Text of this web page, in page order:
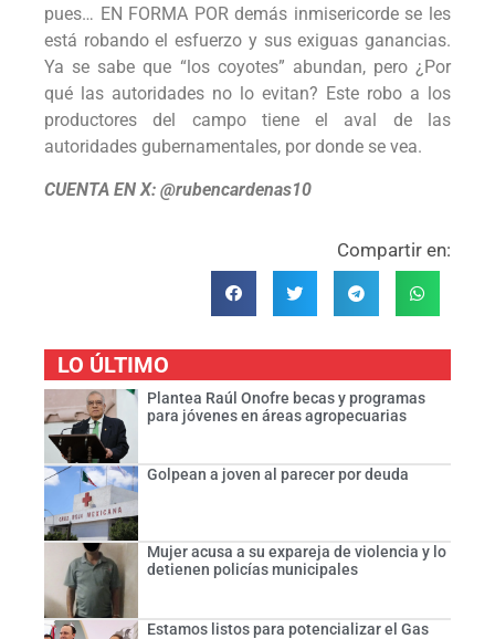
pues… EN FORMA POR demás inmisericorde se les
está robando el esfuerzo y sus exiguas ganancias.
Ya se sabe que “los coyotes” abundan, pero ¿Por
qué las autoridades no lo evitan? Este robo a los
productores del campo tiene el aval de las
autoridades gubernamentales, por donde se vea.
CUENTA EN X: @rubencardenas10
Compartir en:
LO ÚLTIMO
Plantea Raúl Onofre becas y programas
para jóvenes en áreas agropecuarias
Golpean a joven al parecer por deuda
Mujer acusa a su expareja de violencia y lo
detienen policías municipales
Estamos listos para potencializar el Gas